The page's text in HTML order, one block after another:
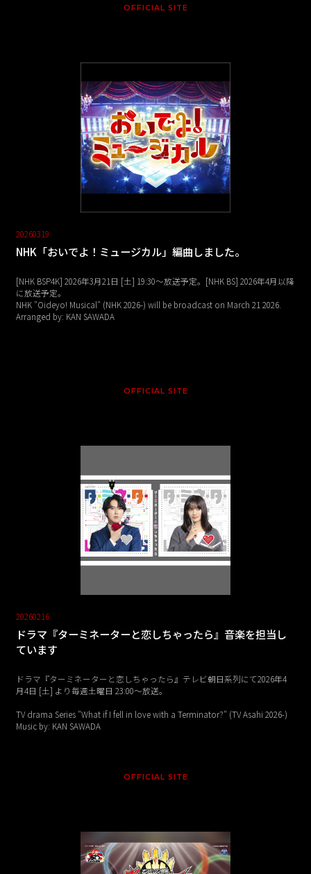
OFFICIAL SITE
20260319
NHK「おいでよ！ミュージカル」編曲しました。
[NHK BSP4K] 2026年3月21日 [土] 19:30～放送予定。[NHK BS] 2026年4月以降
に放送予定。
NHK "Oideyo! Musical" (NHK 2026-) will be broadcast on March 21 2026.
Arranged by: KAN SAWADA
OFFICIAL SITE
20260216
ドラマ『ターミネーターと恋しちゃったら』音楽を担当し
ています
ドラマ『ターミネーターと恋しちゃったら』テレビ朝日系列にて2026年4
月4日 [土] より毎週土曜日 23:00〜放送。
TV drama Series "What if I fell in love with a Terminator?" (TV Asahi 2026-)
Music by: KAN SAWADA
OFFICIAL SITE